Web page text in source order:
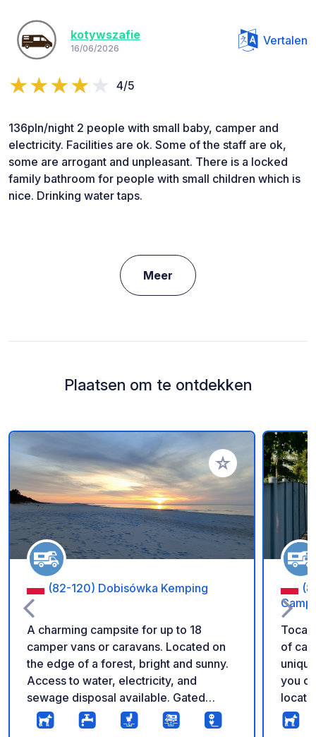
kotywszafie
16/06/2026
Vertalen
4/5
136pln/night 2 people with small baby, camper and
electricity. Facilities are ok. Some of the staff are ok,
some are arrogant and unpleasant. There is a locked
family bathroom for people with small children which is
nice. Drinking water taps.
Meer
Plaatsen om te ontdekken
Voeg toe aan je
(82-120) Dobisówka Kemping
A charming campsite for up to 18
camper vans or caravans. Located on
the edge of a forest, bright and sunny.
Access to water, electricity, and
sewage disposal available. Gated
entrance for added security. Just 50
meters away, there is a peaceful
of
you
provides